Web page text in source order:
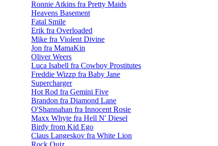
Ronnie Atkins fra Pretty Maids
Heavens Basement
Fatal Smile
Erik fra Overloaded
Mike fra Violent Divine
Jon fra MamaKin
Oliver Weers
Luca Isabell fra Cowboy Prostitutes
Freddie Wizzp fra Baby Jane
Supercharger
Hot Rod fra Gemini Five
Brandon fra Diamond Lane
O'Shannahan fra Innocent Rosie
Maxx Whyte fra Hell N' Diesel
Birdy from Kid Ego
Claus Langeskov fra White Lion
Rock Quiz